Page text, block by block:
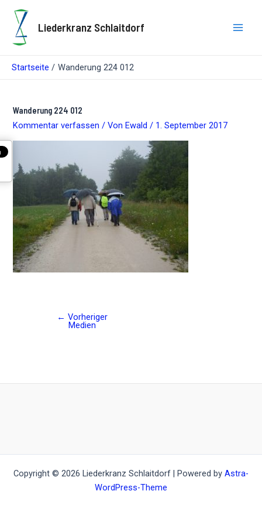
Inhalt
springen
Liederkranz Schlaitdorf
Startseite Wanderung 224 012
Wanderung 224 012
Kommentar verfassen / VonEwald/ 1. September 2017
← Vorheriger
Medien
Copyright © 2026 Liederkranz Schlaitdorf | Powered by Astra-
WordPress-Theme